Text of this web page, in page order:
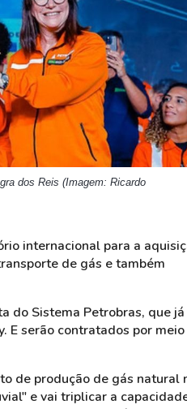
dos Reis (Imagem: Ricardo
internacional para a
de gás e também
do Sistema Petrobras, que já
E serão contratados por
de produção de gás natural
e vai triplicar a